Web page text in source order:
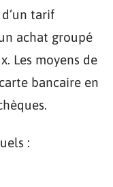
tarif
achat groupé
Les moyens de
bancaire en
: